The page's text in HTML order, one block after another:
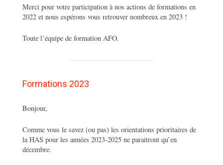
Merci pour votre participation à nos actions de formations en
2022 et nous espérons vous retrouver nombreux en 2023 !
Toute l’équipe de formation AFO.
Formations 2023
Bonjour,
Comme vous le savez (ou pas) les orientations prioritaires de
la HAS pour les années 2023-2025 ne paraitront qu’en
décembre.